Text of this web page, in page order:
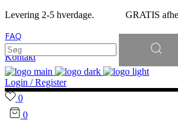
Levering 2-5 hverdage. GRATIS
FAQ
Kontakt
Søg
efter:
Login / Register
0
0